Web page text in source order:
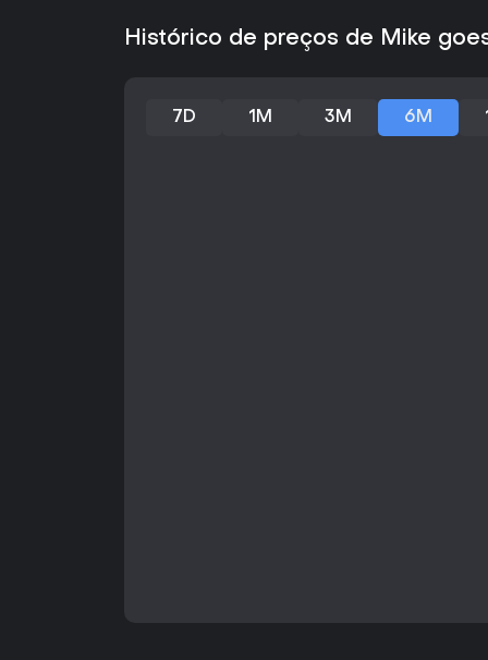
Histórico de preços de Mike
7D 1M 3M 6M